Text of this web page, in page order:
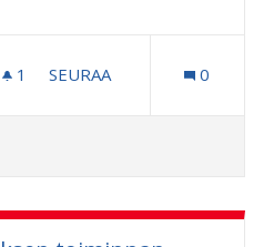
1 1 SEURAAJA
SEURAA 0